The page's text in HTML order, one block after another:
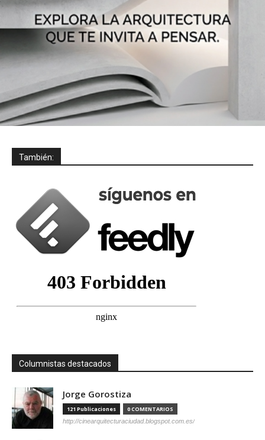
También:
Columnistas destacados
Jorge Gorostiza
121 Publicaciones 0 COMENTARIOS
http://cinearquitecturaciudad.blogspot.com.es/